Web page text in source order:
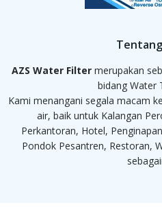
AZS Water Filtermerupakan
bidang Water
Kami menangani segala macam
air, baik untuk Kalangan
Perkantoran, Hotel,
Pondok Pesantren, Restoran,